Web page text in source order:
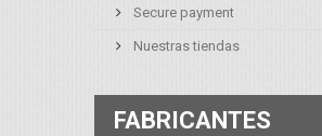
Secure payment
Nuestras tiendas
FABRICANTES